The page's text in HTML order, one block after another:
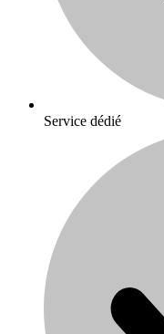
Service dédié